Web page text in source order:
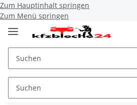
Zum Hauptinhalt springen
Zum Menü springen